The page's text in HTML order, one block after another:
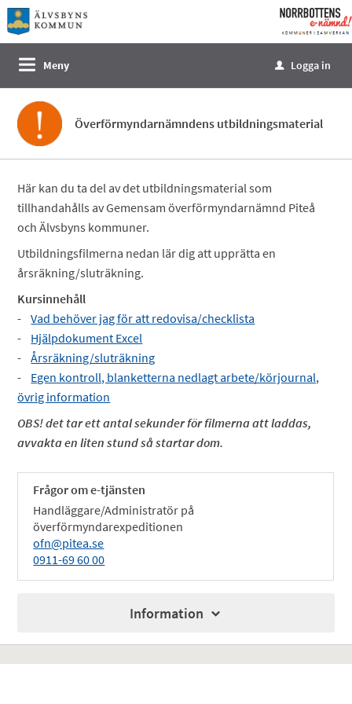
Välkommen
till
tjänster
Norrbottens
enämnd
Meny u Logga in
Överförmyndarnämndens utbildningsmaterial
Här kan du ta del av det utbildningsmaterial som
tillhandahålls av Gemensam överförmyndarnämnd Piteå
och Älvsbyns kommuner.
Utbildningsfilmerna nedan lär dig att upprätta en
årsräkning/sluträkning.
Kursinnehåll
-Vad behöver jag för att redovisa/checklista
- Hjälpdokument Excel
-Årsräkning/sluträkning
- Egen kontroll, blanketterna nedlagt arbete/körjournal,
övrig information
OBS! det tar ett antal sekunder för filmerna att laddas,
avvakta en liten stund så startar dom.
Frågor om e-tjänsten
Handläggare/Administratör på
överförmyndarexpeditionen
ofn@pitea.se
0911-69 60 00
Information